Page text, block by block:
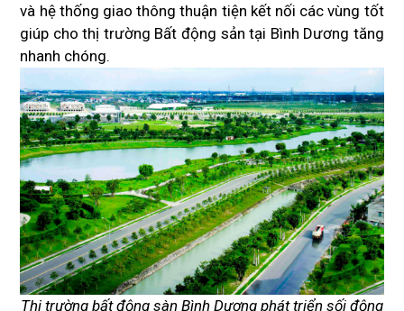
và hệ thống giao thông thuận tiện kết nối các vùng tốt
giúp cho thị trường Bất động sản tại Bình Dương tăng
nhanh chóng.
Thị trường bất động sàn Bình Dương phát triển sối động